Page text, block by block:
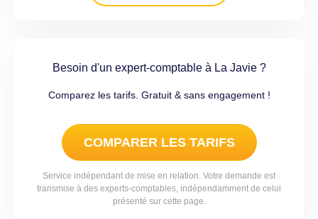
Besoin d'un expert-comptable à La Javie ?
Comparez les tarifs. Gratuit & sans engagement !
COMPARER LES TARIFS
Service indépendant de mise en relation. Votre demande est
transmise à des experts-comptables, indépendamment de celui
présenté sur cette page.